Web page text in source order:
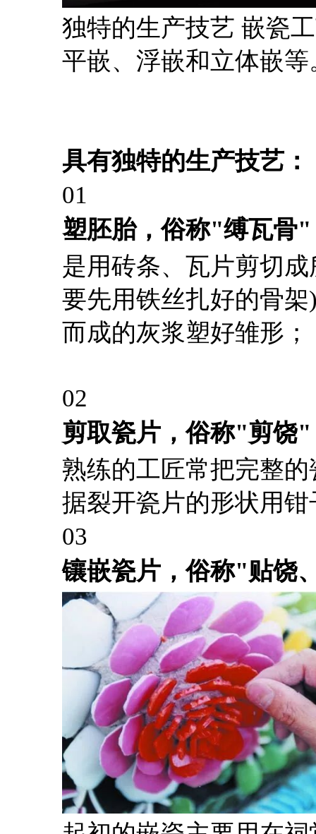
独特的生产技艺 嵌瓷
平嵌、浮嵌和立体嵌等
具有独特的生产技艺：
01
塑胚胎，俗称"缚瓦骨"
是用砖条、瓦片剪切
要先用铁丝扎好的骨
而成的灰浆塑好雏形；
02
剪取瓷片，俗称"剪饶"
熟练的工匠常把完整
据裂开瓷片的形状用
03
镶嵌瓷片，俗称"贴饶